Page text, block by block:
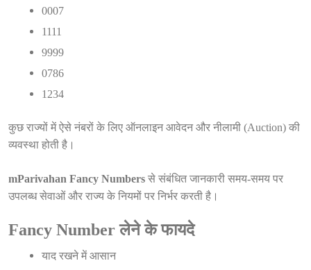
0007
1111
9999
0786
1234
कुछ राज्यों में ऐसे नंबरों के लिए ऑनलाइन आवेदन और नीलामी (Auction) की
व्यवस्था होती है।
mParivahan Fancy Numbers से संबंधित जानकारी समय-समय पर
उपलब्ध सेवाओं और राज्य के नियमों पर निर्भर करती है।
Fancy Number लेने के फायदे
याद रखने में आसान